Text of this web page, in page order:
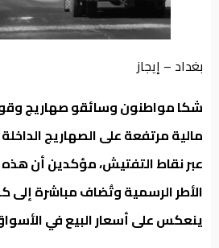
بغداد – إيجاز
شكا مواطنون وسائقو صهاريج
مالية مرتفعة على الصهاريج
عبر نقاط التفتيش، مؤكدين أن هذه
الأطر الرسمية وتُضاف مباشرة إلى
ينعكس على أسعار البيع في